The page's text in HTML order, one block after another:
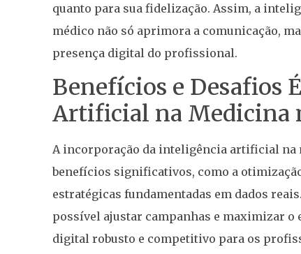
quanto para sua fidelização. Assim, a
médico não só aprimora a comunicação,
presença digital do profissional.
Benefícios e Desafios
Artificial na Medicina
A incorporação da inteligência artificial
benefícios significativos, como a
estratégicas fundamentadas em dados
possível ajustar campanhas e maximizar o
digital robusto e competitivo para os